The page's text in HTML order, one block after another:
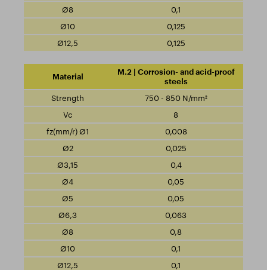
0,1
0,125
0,125
M.2 | Corrosion- and acid-proof
steels
750 - 850 N/mm²
8
0,008
0,025
0,4
0,05
0,05
0,063
0,8
0,1
0,1